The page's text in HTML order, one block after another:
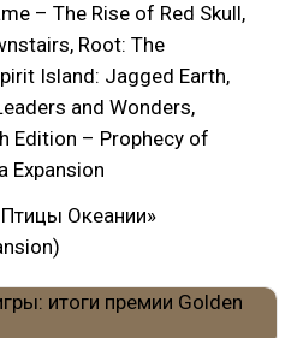
– The Rise of Red Skull,
Root: The
Island: Jagged Earth,
and Wonders,
Edition – Prophecy of
Expansion
Океании»